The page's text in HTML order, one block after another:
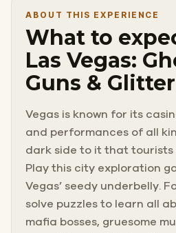
ABOUT THIS EXPERIENCE
What to
Las Vegas:
Guns & Glitter
Vegas is known for its
and performances of all
dark side to it that tourists
Play this city exploration
Vegas’ seedy underbelly.
solve puzzles to learn all
mafia bosses, gruesome